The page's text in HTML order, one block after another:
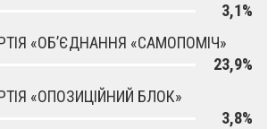
3,1%
«ОБ’ЄДНАННЯ «САМОПОМІЧ»
23,9%
«ОПОЗИЦІЙНИЙ БЛОК»
3,8%